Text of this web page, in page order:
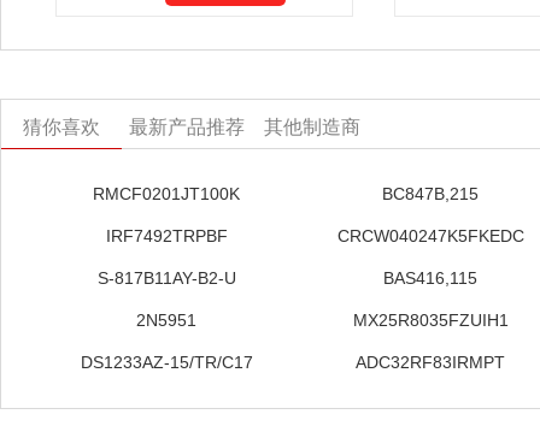
猜你喜欢 最新产品推荐 其他制造商
RMCF0201JT100K BC847B,215
IRF7492TRPBF CRCW040247K5FKEDC
S-817B11AY-B2-U BAS416,115
2N5951 MX25R8035FZUIH1
DS1233AZ-15/TR/C17 ADC32RF83IRMPT